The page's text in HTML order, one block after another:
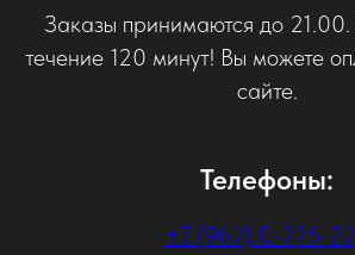
Заказы принимаются до
течение 120 минут! Вы можете
сайте.
Телефоны:
+7 (962) 0-225-